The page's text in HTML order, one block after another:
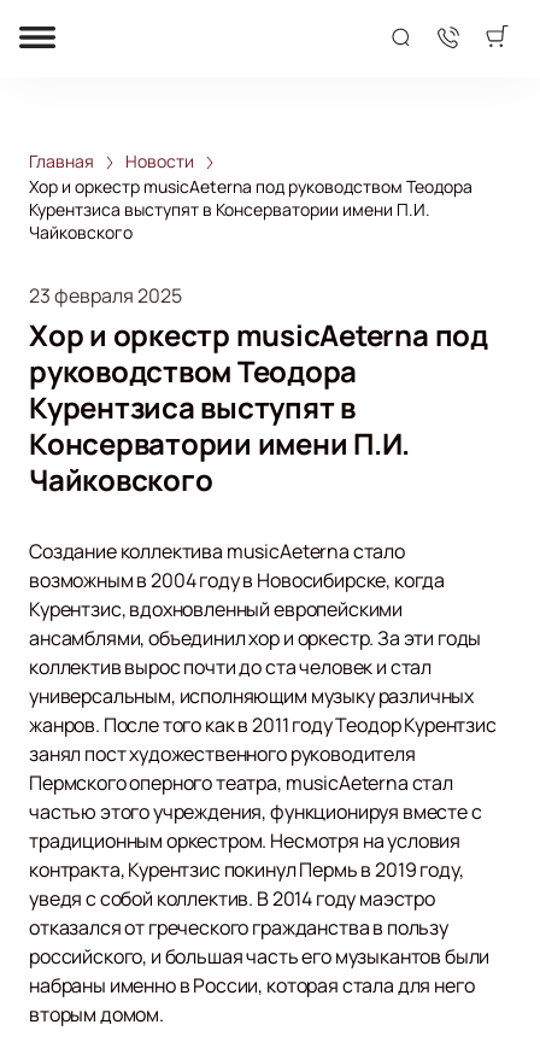
Главная
Новости
Хор и оркестр musicAeterna под руководством Теодора
Курентзиса выступят в Консерватории имени П.И.
Чайковского
23 февраля 2025
Хор и оркестр musicAeterna под
руководством Теодора
Курентзиса выступят в
Консерватории имени П.И.
Чайковского
Создание коллектива musicAeterna стало
возможным в 2004 году в Новосибирске, когда
Курентзис, вдохновленный европейскими
ансамблями, объединил хор и оркестр. За эти годы
коллектив вырос почти до ста человек и стал
универсальным, исполняющим музыку различных
жанров. После того как в 2011 году Теодор Курентзис
занял пост художественного руководителя
Пермского оперного театра, musicAeterna стал
частью этого учреждения, функционируя вместе с
традиционным оркестром. Несмотря на условия
контракта, Курентзис покинул Пермь в 2019 году,
уведя с собой коллектив. В 2014 году маэстро
отказался от греческого гражданства в пользу
российского, и большая часть его музыкантов были
набраны именно в России, которая стала для него
вторым домом.